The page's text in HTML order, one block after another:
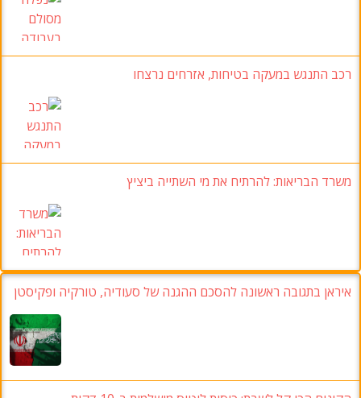
רכב התנגש במעקה בטיחות, אזרחים נרצחו
משרד הבריאות:להרתיח את מי השתייה ביציץ
איראן בתגובה ראשונה להסכם ההגנה של סעודיה, טורקיה ופקיסטן